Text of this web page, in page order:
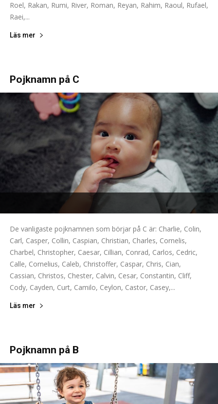
Roel, Rakan, Rumi, River, Roman, Reyan, Rahim, Raoul, Rufael,
Raei,...
Läs mer
Pojknamn på C
De vanligaste pojknamnen som börjar på C är: Charlie, Colin,
Carl, Casper, Collin, Caspian, Christian, Charles, Cornelis,
Charbel, Christopher, Caesar, Cillian, Conrad, Carlos, Cedric,
Calle, Cornelius, Caleb, Christoffer, Caspar, Chris, Cian,
Cassian, Christos, Chester, Calvin, Cesar, Constantin, Cliff,
Cody, Cayden, Curt, Camilo, Ceylon, Castor, Casey,...
Läs mer
Pojknamn på B